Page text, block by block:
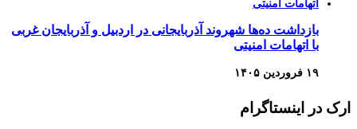
بازداشت ده‌ها شهروند آذربایجانی در اردبیل و آذربایجان غربی
با اتهامات امنیتی
۱۹ فروردین ۱۴۰۵
ارک در اینستاگرام